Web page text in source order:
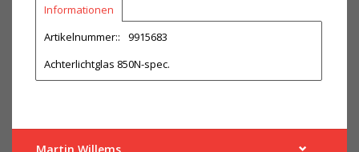
Informationen
Artikelnummer::
9915683
Achterlichtglas 850N-spec.